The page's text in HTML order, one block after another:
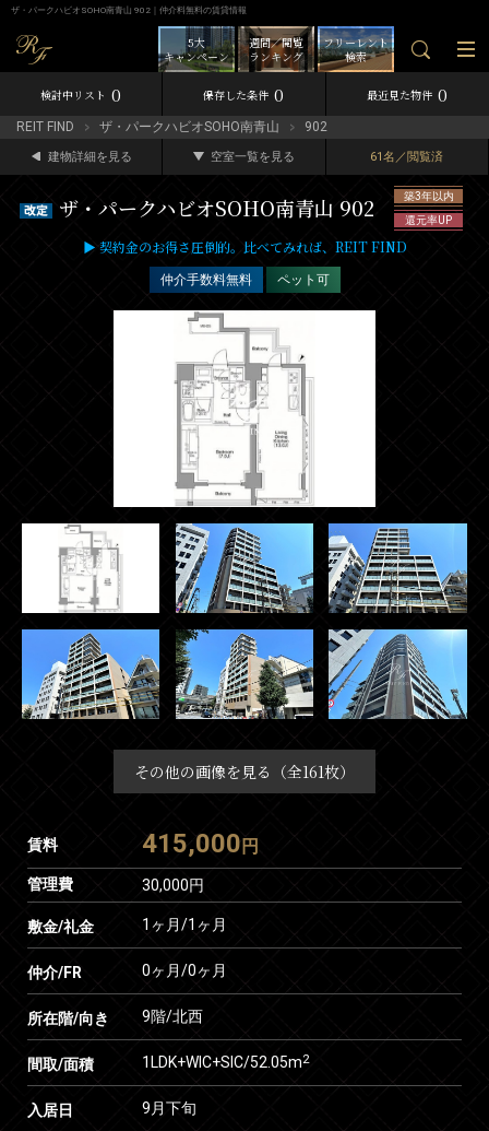
ザ・パークハビオSOHO南青山 902｜仲介料無料の賃貸情報
フリーレント
検索
週間／閲覧
ランキング
5大
キャンペーン
検討中リスト 0 保存した条件 0 最近見た物件 0
REIT FIND ザ・パークハビオSOHO南青山 902
建物詳細を見る 空室一覧を見る 61名／閲覧済
ザ・パークハビオSOHO南青山 902
築3年以内
還元率UP
▶ 契約金のお得さ圧倒的。比べてみれば、REIT FIND
仲介手数料無料 ペット可
その他の画像を見る（全161枚）
賃料 415,000 円
管理費 30,000円
敷金/礼金 1ヶ月/1ヶ月
仲介/FR 0ヶ月/0ヶ月
所在階/向き 9階/北西
間取/面積 1LDK+WIC+SIC/52.05m2
入居日 9月下旬